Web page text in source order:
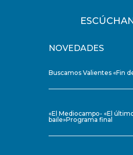
NOVEDADES
Buscamos Valientes «Fin
«El Mediocampo- «El
baile»Programa final